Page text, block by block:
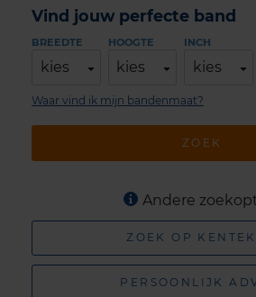
Vind jouw perfecte band
BREEDTE
kies
HOOGTE
kies
INCH
kies
ZOEK
Waar vind ik mijn bandenmaat?
Andere
ZOEK OP
PERSOONLIJK